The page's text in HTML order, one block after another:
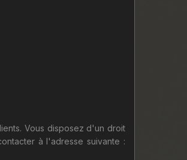
Vous disposez d'un droit
à l'adresse suivante :